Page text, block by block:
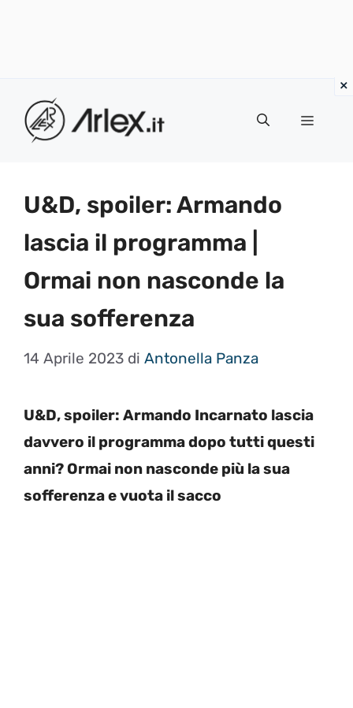
contenuto
Menu
U&D, spoiler: Armando
lascia il programma |
Ormai non nasconde la
sua sofferenza
14 Aprile 2023 di Antonella Panza
U&D, spoiler: Armando Incarnato lascia
davvero il programma dopo tutti questi
anni? Ormai non nasconde più la sua
sofferenza e vuota il sacco